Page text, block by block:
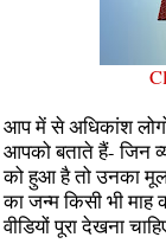
आप में से अधिकांश
आपको बताते हैं- जिन
को हुआ है तो उनका
का जन्म किसी भी माह
वीडियों पूरा देखना